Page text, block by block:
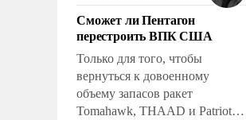
Сможет ли Пентагон
перестроить ВПК США
Только для того, чтобы
вернуться к довоенному
объему запасов ракет
Tomahawk, THAAD и Patriot